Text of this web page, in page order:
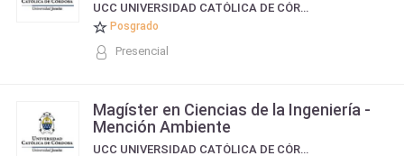
UCC UNIVERSIDAD CATÓLICA DE CÓRDOBA
Posgrado
Presencial
Magíster en Ciencias de la Ingeniería -
Mención Ambiente
UCC UNIVERSIDAD CATÓLICA DE CÓRDOBA